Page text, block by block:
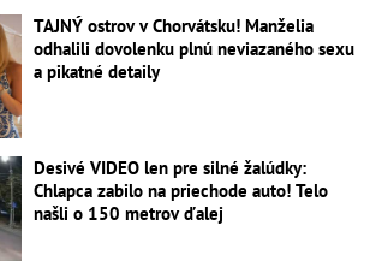
TAJNÝ ostrov v Chorvátsku! Manželia
odhalili dovolenku plnú neviazaného sexu
a pikatné detaily
Desivé VIDEO len pre silné žalúdky:
Chlapca zabilo na priechode auto! Telo
našli o 150 metrov ďalej